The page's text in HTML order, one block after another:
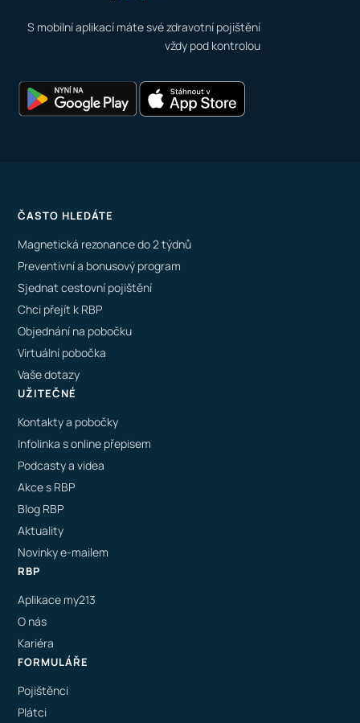
S mobilní aplikací máte své zdravotní pojištění
vždy pod kontrolou
ČASTO HLEDÁTE
Magnetická rezonance do 2 týdnů
Preventivní a bonusový program
Sjednat cestovní pojištění
Chci přejít k RBP
Objednání na pobočku
Virtuální pobočka
Vaše dotazy
UŽITEČNÉ
Kontakty a pobočky
Infolinka s online přepisem
Podcasty a videa
Akce s RBP
Blog RBP
Aktuality
Novinky e-mailem
RBP
Aplikace my213
O nás
Kariéra
FORMULÁŘE
Pojištěnci
Plátci